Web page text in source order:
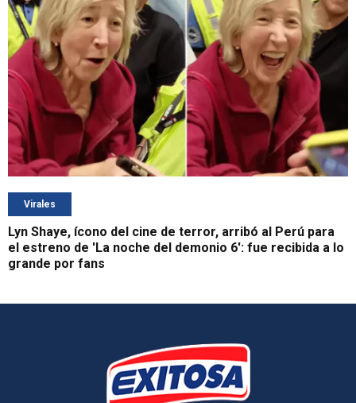
Virales
Lyn Shaye, ícono del cine de terror, arribó al Perú para
el estreno de 'La noche del demonio 6': fue recibida a lo
grande por fans